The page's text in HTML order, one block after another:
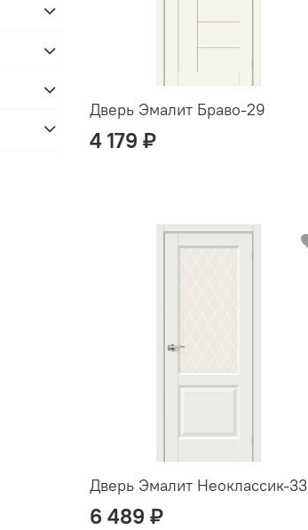
Дверь Эмалит Браво-29
4 179 ₽
Дверь Эмалит Неоклассик-33
6 489 ₽